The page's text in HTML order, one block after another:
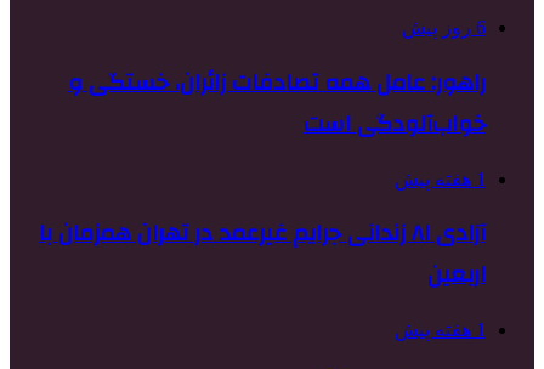
6 روز پیش
راهور: عامل همه تصادفات زائران، خستگی و
خواب‌آلودگی است
1 هفته پیش
آزادی ۸۱ زندانی جرایم غیرعمد در تهران همزمان با
اربعین
1 هفته پیش